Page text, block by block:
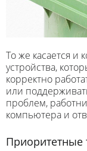
То же касается и
устройства,
корректно
или
проблем,
компьютера и
Приоритетные